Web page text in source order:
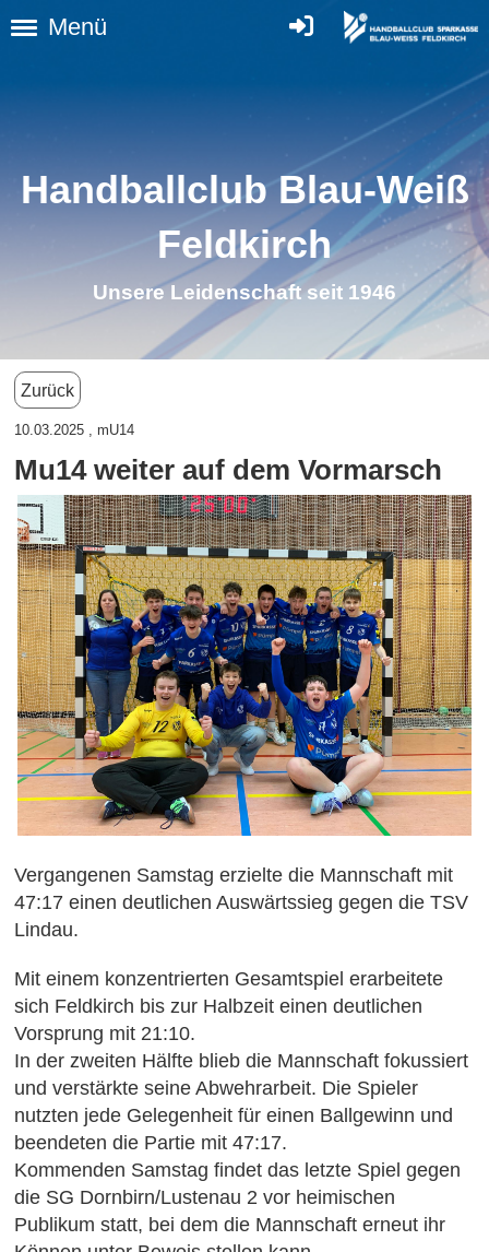
Menü
Handballclub Blau-Weiß
Feldkirch
Unsere Leidenschaft seit 1946
Zurück
10.03.2025 , mU14
Mu14 weiter auf dem Vormarsch
Vergangenen Samstag erzielte die Mannschaft mit
47:17 einen deutlichen Auswärtssieg gegen die TSV
Lindau.
Mit einem konzentrierten Gesamtspiel erarbeitete
sich Feldkirch bis zur Halbzeit einen deutlichen
Vorsprung mit 21:10.
In der zweiten Hälfte blieb die Mannschaft fokussiert
und verstärkte seine Abwehrarbeit. Die Spieler
nutzten jede Gelegenheit für einen Ballgewinn und
beendeten die Partie mit 47:17.
Kommenden Samstag findet das letzte Spiel gegen
die SG Dornbirn/Lustenau 2 vor heimischen
Publikum statt, bei dem die Mannschaft erneut ihr